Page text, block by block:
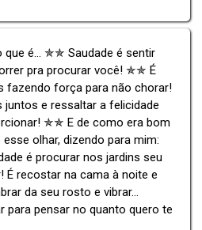
que é... ✯✯ Saudade é sentir
pra procurar você! ✯✯ É
fazendo força para não chorar!
e ressaltar a felicidade
✯✯ E de como era bom
olhar, dizendo para mim:
é procurar nos jardins seu
É recostar na cama à noite e
da seu rosto e vibrar...
para pensar no quanto quero te